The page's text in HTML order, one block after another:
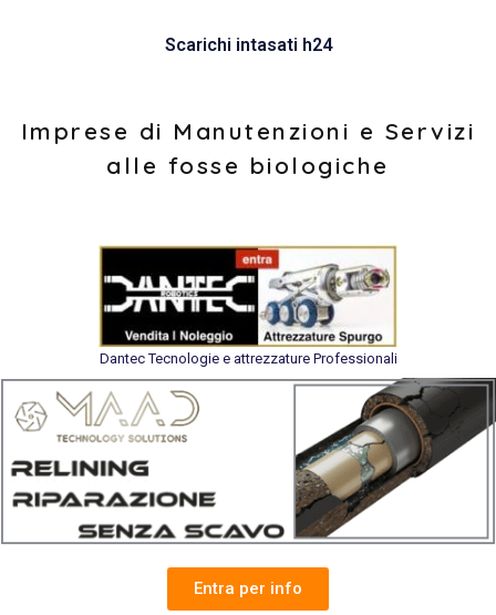
Scarichi intasati h24
Imprese di Manutenzioni e Servizi
alle fosse biologiche
Dantec Tecnologie e attrezzature Professionali
Entra per info